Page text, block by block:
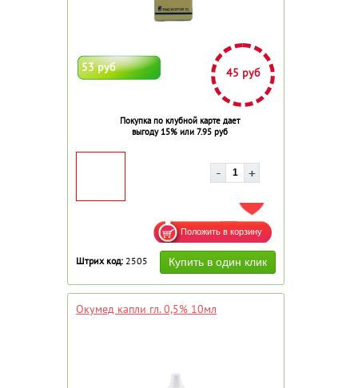
53 руб 45 руб
Покупка по клубной карте дает
выгоду 15% или 7.95 руб
ДОБАВИТЬ В ИЗБРАННОЕ
Штрих код: 2505
Окумед капли гл. 0,5% 10мл